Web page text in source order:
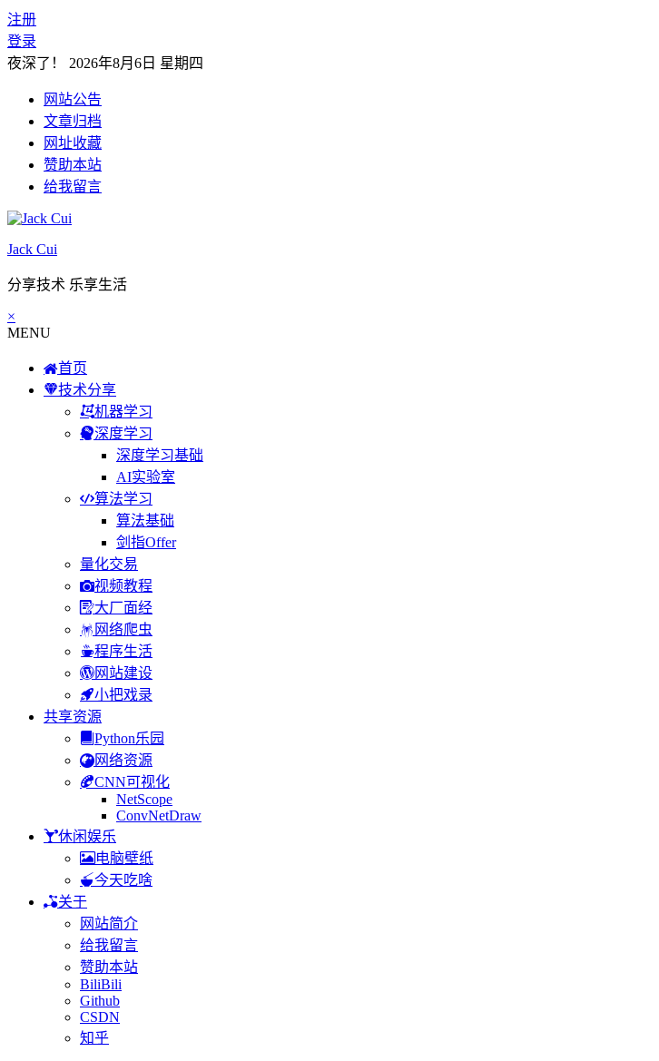
注册
登录
夜深了！ 2026年8月6日 星期四
网站公告
文章归档
网址收藏
赞助本站
给我留言
Jack Cui
分享技术 乐享生活
×
MENU
首页
技术分享
机器学习
深度学习
深度学习基础
AI实验室
算法学习
算法基础
剑指Offer
量化交易
视频教程
大厂面经
网络爬虫
程序生活
网站建设
小把戏录
共享资源
Python乐园
网络资源
CNN可视化
NetScope
ConvNetDraw
休闲娱乐
电脑壁纸
今天吃啥
关于
网站简介
给我留言
赞助本站
BiliBili
Github
CSDN
知乎